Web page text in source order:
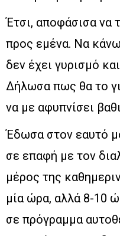
Έτσι, αποφάσισα να
προς εμένα. Να
δεν έχει γυρισμό
Δήλωσα πως θα το
να με αφυπνίσει
Έδωσα στον εαυτό
σε επαφή με τον
μέρος της
μία ώρα, αλλά 8-10
σε πρόγραμμα